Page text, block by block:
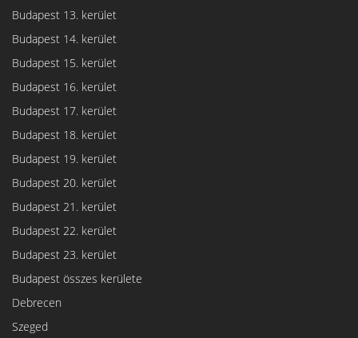
Budapest 13. kerület
Budapest 14. kerület
Budapest 15. kerület
Budapest 16. kerület
Budapest 17. kerület
Budapest 18. kerület
Budapest 19. kerület
Budapest 20. kerület
Budapest 21. kerület
Budapest 22. kerület
Budapest 23. kerület
Budapest összes kerülete
Debrecen
Szeged